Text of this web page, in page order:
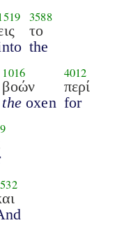
3588
το
the
1016
βοών
theoxen
4012
περί
for